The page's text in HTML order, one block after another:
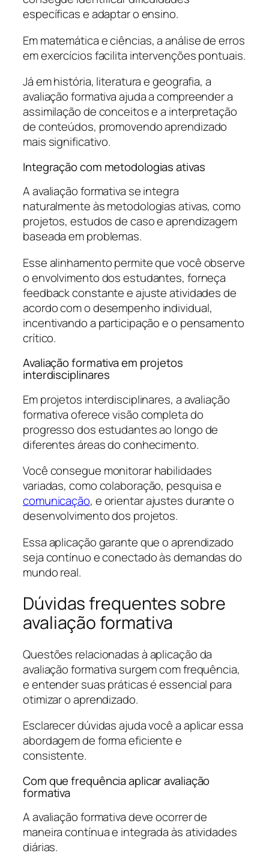
específicas e adaptar o ensino.
Em matemática e ciências, a análise de erros
em exercícios facilita intervenções pontuais.
Já em história, literatura e geografia, a
avaliação formativa ajuda a compreender a
assimilação de conceitos e a interpretação
de conteúdos, promovendo aprendizado
mais significativo.
Integração com metodologias ativas
A avaliação formativa se integra
naturalmente às metodologias ativas, como
projetos, estudos de caso e aprendizagem
baseada em problemas.
Esse alinhamento permite que você observe
o envolvimento dos estudantes, forneça
feedback constante e ajuste atividades de
acordo com o desempenho individual,
incentivando a participação e o pensamento
crítico.
Avaliação formativa em projetos
interdisciplinares
Em projetos interdisciplinares, a avaliação
formativa oferece visão completa do
progresso dos estudantes ao longo de
diferentes áreas do conhecimento.
Você consegue monitorar habilidades
variadas, como colaboração, pesquisa e
comunicação, e orientar ajustes durante o
desenvolvimento dos projetos.
Essa aplicação garante que o aprendizado
seja contínuo e conectado às demandas do
mundo real.
Dúvidas frequentes sobre
avaliação formativa
Questões relacionadas à aplicação da
avaliação formativa surgem com frequência,
e entender suas práticas é essencial para
otimizar o aprendizado.
Esclarecer dúvidas ajuda você a aplicar essa
abordagem de forma eficiente e
consistente.
Com que frequência aplicar avaliação
formativa
A avaliação formativa deve ocorrer de
maneira contínua e integrada às atividades
diárias.